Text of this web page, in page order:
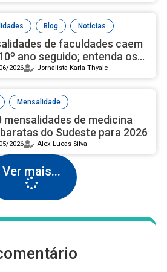
, Blog , Notícias
de faculdades caem
ano seguido; entenda os
2026 Jornalista Karla Thyale
, Mensalidade
mensalidades de medicina
do Sudeste para 2026
2026 Alex Lucas Silva
Ver mais...